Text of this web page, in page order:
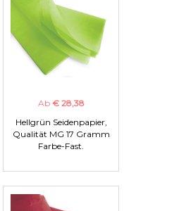
Ab € 28,38
Hellgrün Seidenpapier,
Qualität MG 17 Gramm
Farbe-Fast.